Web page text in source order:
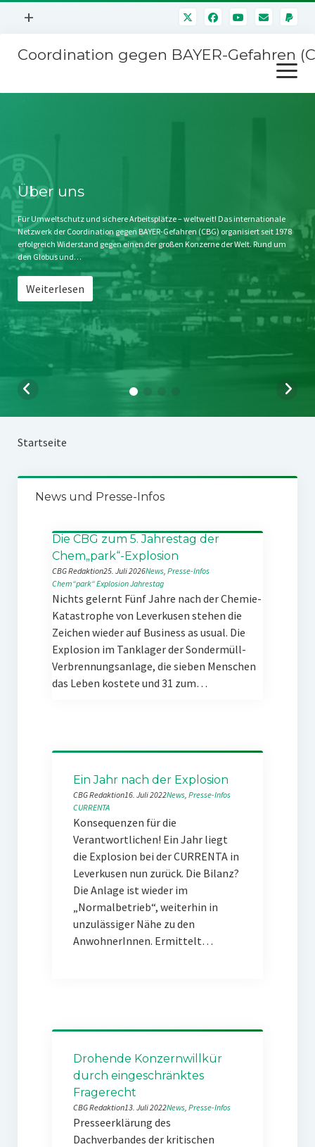
Menü
+
Mitmachen
Kontakt
Impressum
Störfälle
Coordination gegen BAYER-Gefahren
Menü
öffnen
Stichwort BAYER
Jahrestagung
SPENDEN
Über uns
Für Umweltschutz und sichere Arbeitsplätze – weltweit! Das internationale
Netzwerk der Coordination gegen BAYER-Gefahren (CBG) organisiert seit 1978
erfolgreich Widerstand gegen einen der großen Konzerne der Welt. Rund um
den Globus und…
Weiterlesen
Startseite
News und Presse-Infos
Die CBG zum 5. Jahrestag der
Chem„park“-Explosion
CBG Redaktion25. Juli 2026News, Presse-Infos
Chem“park“ExplosionJahrestag
Nichts gelernt Fünf Jahre nach der Chemie-
Katastrophe von Leverkusen stehen die
Zeichen wieder auf Business as usual. Die
Explosion im Tanklager der Sondermüll-
Verbrennungsanlage, die sieben Menschen
das Leben kostete und 31 zum…
Ein Jahr nach der Explosion
CBG Redaktion16. Juli 2022News, Presse-Infos
CURRENTA
Konsequenzen für die
Verantwortlichen! Ein Jahr liegt
die Explosion bei der CURRENTA in
Leverkusen nun zurück. Die Bilanz?
Die Anlage ist wieder im
„Normalbetrieb“, weiterhin in
unzulässiger Nähe zu den
AnwohnerInnen. Ermittelt…
Drohende Konzernwillkür
durch eingeschränktes
Fragerecht
CBG Redaktion13. Juli 2022News, Presse-Infos
Presseerklärung des
Dachverbandes der kritischen